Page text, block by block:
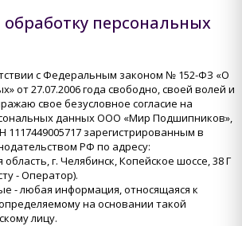
обработку персональных
с Федеральным законом № 152-ФЗ «О
от 27.07.2006 года свободно, своей волей и
свое безусловное согласие на
данных ООО «Мир Подшипников»,
1117449005717 зарегистрированным в
РФ по адресу:
область, г. Челябинск, Копейское шоссе, 38 Г
- Оператор).
- любая информация, относящаяся к
на основании такой
лицу.